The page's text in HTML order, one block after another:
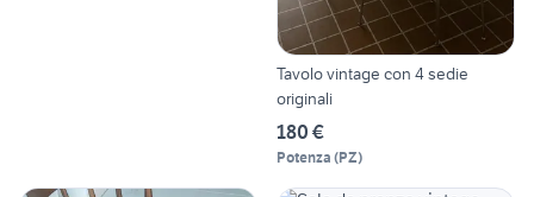
Tavolo vintage con 4 sedie
originali
180 €
Potenza (PZ)